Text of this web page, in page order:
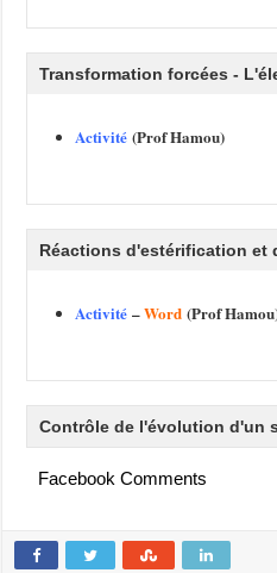
Transformation forcées -
Activité (Prof Hamou)
Réactions d'estérification et
Activité –Word (Prof
Contrôle de l'évolution d'un
Facebook Comments